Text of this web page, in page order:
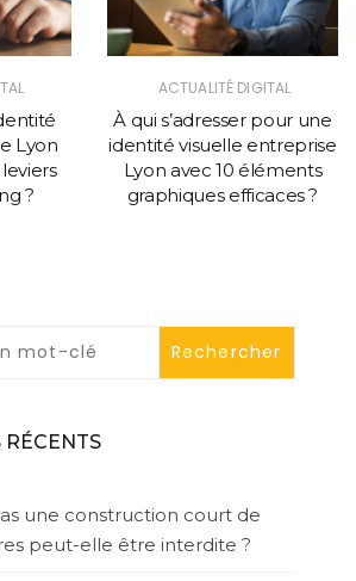
Lyon
?
ACTUALITÉ DIGITAL
À qui s’adresser pour une
identité visuelle entreprise
Lyon avec 10 éléments
graphiques efficaces ?
une construction court de
peut-elle être interdite ?